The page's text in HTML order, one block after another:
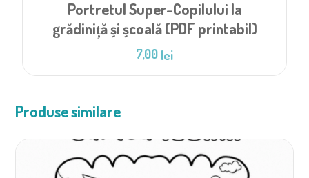
Portretul Super-Copilului la
grădiniță și școală (PDF printabil)
7,00 lei
Produse similare